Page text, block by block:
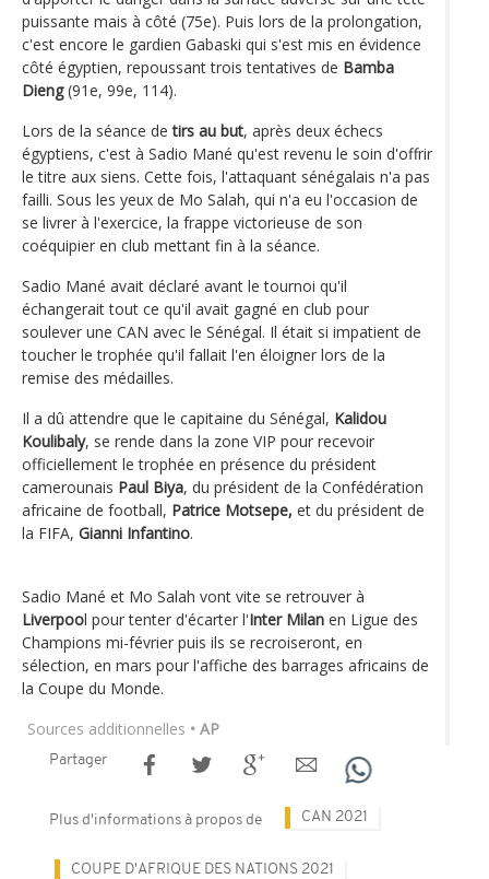
puissante mais à côté (75e). Puis lors de la prolongation,
c'est encore le gardien Gabaski qui s'est mis en évidence
côté égyptien, repoussant trois tentatives de Bamba
Dieng(91e, 99e, 114).
Lors de la séance detirs au but, après deux échecs
égyptiens, c'est à Sadio Mané qu'est revenu le soin d'offrir
le titre aux siens. Cette fois, l'attaquant sénégalais n'a pas
failli. Sous les yeux de Mo Salah, qui n'a eu l'occasion de
se livrer à l'exercice, la frappe victorieuse de son
coéquipier en club mettant fin à la séance.
Sadio Mané avait déclaré avant le tournoi qu'il
échangerait tout ce qu'il avait gagné en club pour
soulever une CAN avec le Sénégal. Il était si impatient de
toucher le trophée qu'il fallait l'en éloigner lors de la
remise des médailles.
Il a dû attendre que le capitaine du Sénégal, Kalidou
Koulibaly, se rende dans la zone VIP pour recevoir
officiellement le trophée en présence du président
camerounais Paul Biya, du président de la Confédération
africaine de football, Patrice Motsepe, et du président de
la FIFA, Gianni Infantino.
Sadio Mané et Mo Salah vont vite se retrouver à
Liverpool pour tenter d'écarter l'Inter Milan en Ligue des
Champions mi-février puis ils se recroiseront, en
sélection, en mars pour l'affiche des barrages africains de
la Coupe du Monde.
Sources additionnelles • AP
Partager
Plus d'informations à propos de CAN 2021
COUPE D'AFRIQUE DES NATIONS 2021